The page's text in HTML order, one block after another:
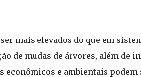
mais elevados do que em
de mudas de árvores, além de
econômicos e ambientais podem